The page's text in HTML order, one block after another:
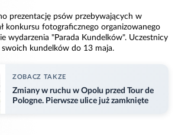
prezentację psów przebywających w
konkursu fotograficznego organizowanego
wydarzenia "Parada Kundelków". Uczestnicy
swoich kundelków do 13 maja.
ZOBACZ TAKZE
Zmiany w ruchu w Opolu przed Tour de
Pologne. Pierwsze ulice już zamknięte